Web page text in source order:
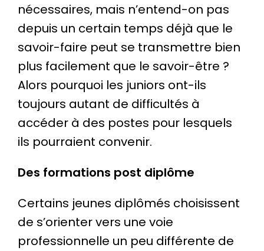
nécessaires, mais n’entend-on pas
depuis un certain temps déjà que le
savoir-faire peut se transmettre bien
plus facilement que le savoir-être ?
Alors pourquoi les juniors ont-ils
toujours autant de difficultés à
accéder à des postes pour lesquels
ils pourraient convenir.
Des formations post diplôme
Certains jeunes diplômés choisissent
de s’orienter vers une voie
professionnelle un peu différente de